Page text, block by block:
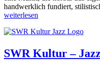
handwerklich fundiert,
weiterlesen
SWR Kultur –